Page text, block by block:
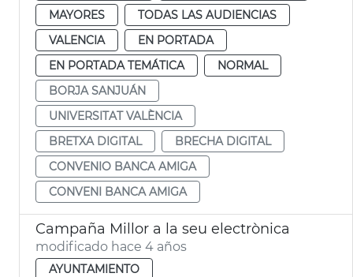
MAYORES
TODAS LAS AUDIENCIAS
VALENCIA
EN PORTADA
EN PORTADA TEMÁTICA
NORMAL
BORJA SANJUÁN
UNIVERSITAT VALÈNCIA
BRETXA DIGITAL
BRECHA DIGITAL
CONVENIO BANCA AMIGA
CONVENI BANCA AMIGA
Campaña Millor a la seu electrònica
modificado hace 4 años
AYUNTAMIENTO